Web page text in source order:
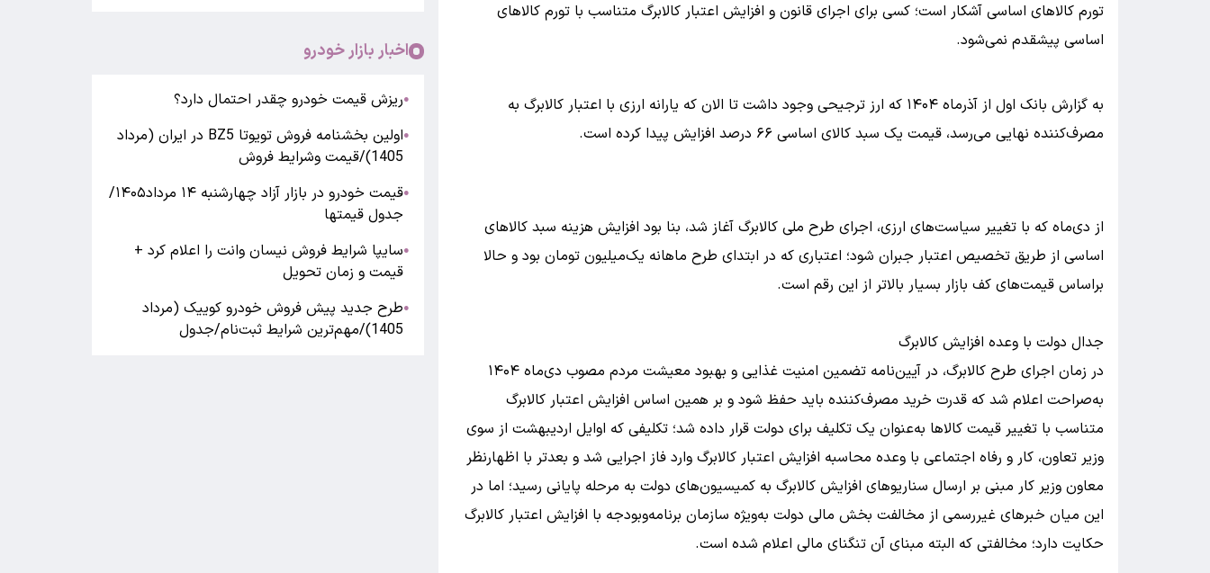
تورم کالاهای اساسی آشکار است؛ کسی برای اجرای قانون و افزایش اعتبار کالابرگ متناسب با تورم کالاهای
اساسی پیشقدم نمی‌شود.
به گزارش بانک اول از آذرماه ۱۴۰۴ که ارز ترجیحی وجود داشت تا الان که یارانه ارزی با اعتبار کالابرگ به
مصرف‌کننده نهایی می‌رسد، قیمت یک سبد کالای اساسی ۶۶ درصد افزایش پیدا کرده است.
از دی‌ماه که با تغییر سیاست‌های ارزی، اجرای طرح ملی کالابرگ آغاز شد، بنا بود افزایش هزینه سبد کالاهای
اساسی از طریق تخصیص اعتبار جبران شود؛ اعتباری که در ابتدای طرح ماهانه یک‌میلیون تومان بود و حالا
براساس قیمت‌های کف بازار بسیار بالاتر از این رقم است.
جدال دولت با وعده افزایش کالابرگ
در زمان اجرای طرح کالابرگ، در آیین‌نامه تضمین امنیت غذایی و بهبود معیشت مردم مصوب دی‌ماه ۱۴۰۴
به‌صراحت اعلام شد که قدرت خرید مصرف‌کننده باید حفظ شود و بر همین اساس افزایش اعتبار کالابرگ
متناسب با تغییر قیمت کالاها به‌عنوان یک تکلیف برای دولت قرار داده شد؛ تکلیفی که اوایل اردیبهشت از سوی
وزیر تعاون، کار و رفاه اجتماعی با وعده محاسبه افزایش اعتبار کالابرگ وارد فاز اجرایی شد و بعدتر با اظهارنظر
معاون وزیر کار مبنی بر ارسال سناریوهای افزایش کالابرگ به کمیسیون‌های دولت به مرحله پایانی رسید؛ اما در
این میان خبرهای غیررسمی از مخالفت بخش مالی دولت به‌ویژه سازمان برنامه‌وبودجه با افزایش اعتبار کالابرگ
حکایت دارد؛ مخالفتی که البته مبنای آن تنگنای مالی اعلام شده است.
اخبار بازار خودرو
●ریزش قیمت خودرو چقدر احتمال دارد؟
●
اولین بخشنامه فروش تویوتا BZ5 در ایران (مرداد
1405)/قیمت وشرایط فروش
●
قیمت خودرو در بازار آزاد چهارشنبه ۱۴ مرداد۱۴۰۵/
جدول قیمتها
●سایپا شرایط فروش نیسان وانت را اعلام کرد +
قیمت و زمان تحویل
●طرح جدید پیش فروش خودرو کوییک (مرداد
1405)/مهم‌ترین شرایط ثبت‌نام/جدول